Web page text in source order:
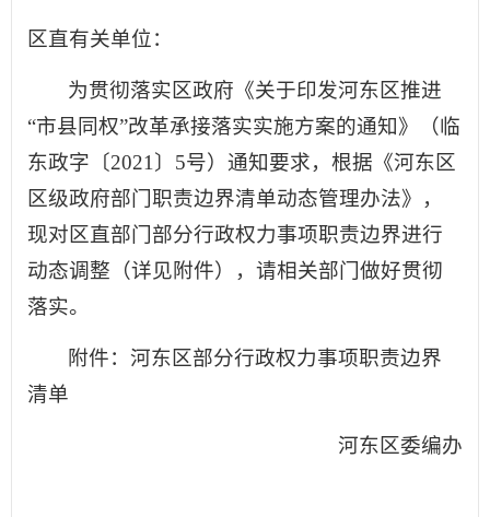
区直有关单位：
为贯彻落实区政府《关于印发河东区推进
“市县同权”改革承接落实实施方案的通知》（临
东政字〔2021〕5号）通知要求，根据《河东区
区级政府部门职责边界清单动态管理办法》，
现对区直部门部分行政权力事项职责边界进行
动态调整（详见附件），请相关部门做好贯彻
落实。
附件：河东区部分行政权力事项职责边界
清单
河东区委编办